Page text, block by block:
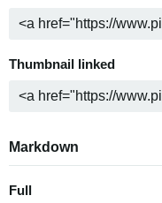
Thumbnail linked
Markdown
Full